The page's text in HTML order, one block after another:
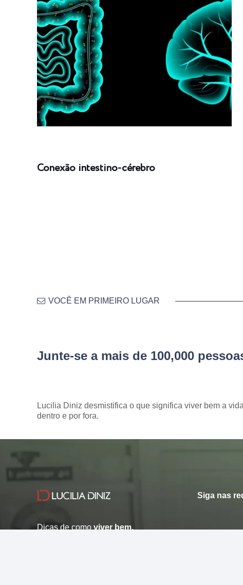
Conexão intestino-cérebro
VOCÊ EM PRIMEIRO LUGAR
Junte-se a mais de 100,000
Lucilia Diniz desmistifica o que significa viver bem a
dentro e por fora.
Dicas de comoviver bem.
Siga nas